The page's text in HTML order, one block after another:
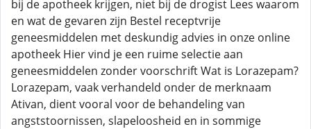
bij de apotheek krijgen, niet bij de drogist Lees waarom
en wat de gevaren zijn Bestel receptvrije
geneesmiddelen met deskundig advies in onze online
apotheek Hier vind je een ruime selectie aan
geneesmiddelen zonder voorschrift Wat is Lorazepam?
Lorazepam, vaak verhandeld onder de merknaam
Ativan, dient vooral voor de behandeling van
angststoornissen, slapeloosheid en in sommige